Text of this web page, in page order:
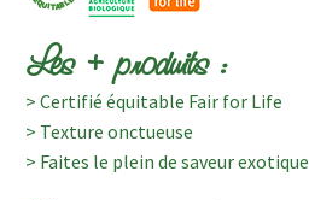
Les + produits :
> Certifié équitable Fair for Life
> Texture onctueuse
> Faites le plein de saveur exotique